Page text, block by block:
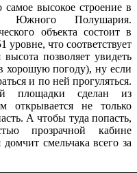
высокое строение в
Полушария.
объекта состоит в
что соответствует
позволяет увидеть
хорошую погоду), ну если
и по ней прогуляться.
площадки сделан из
открывается не только
А чтобы туда попасть,
прозрачной кабине
смельчака всего за